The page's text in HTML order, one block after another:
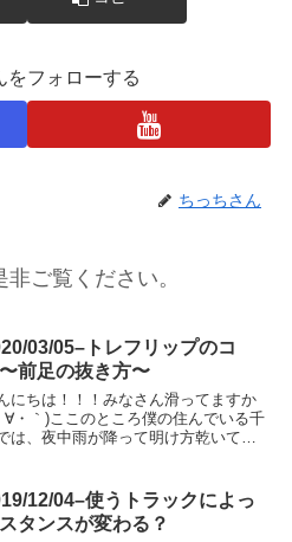
をフォローする
ちっちさん
ご覧ください。
03/05–トレフリップのコ
前足の抜き方〜
にちは！！！みなさん滑ってますか
∀・｀)ここのところ僕の住んでいる千
は、夜中雨が降って明け方乾いて、
す(´・∀・｀)そして、田舎あるある？
りません...
12/04–使うトラックによっ
タンスが変わる？